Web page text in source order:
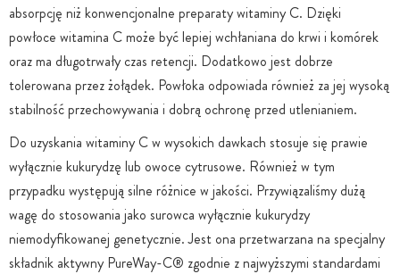
absorpcję niż konwencjonalne preparaty witaminy C. Dzięki
powłoce witamina C może być lepiej wchłaniana do krwi i komórek
oraz ma długotrwały czas retencji. Dodatkowo jest dobrze
tolerowana przez żołądek. Powłoka odpowiada również za jej wysoką
stabilność przechowywania i dobrą ochronę przed utlenianiem.
Do uzyskania witaminy C w wysokich dawkach stosuje się prawie
wyłącznie kukurydzę lub owoce cytrusowe. Również w tym
przypadku występują silne różnice w jakości. Przywiązaliśmy dużą
wagę do stosowania jako surowca wyłącznie kukurydzy
niemodyfikowanej genetycznie. Jest ona przetwarzana na specjalny
składnik aktywny PureWay-C® zgodnie z najwyższymi standardami